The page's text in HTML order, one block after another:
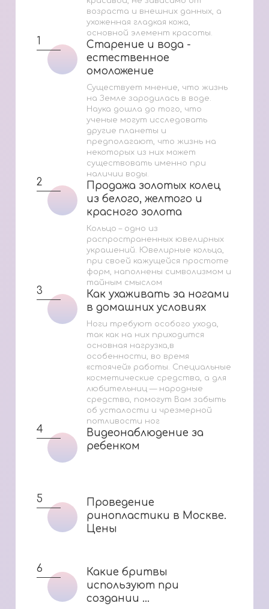
возраста и внешних данных, а
ухоженная гладкая кожа,
основной элемент красоты.
1
Старение и вода -
естественное
омоложение
Старение и вода -
естественное
омоложение
Существует мнение, что жизнь
на Земле зародилась в воде.
Наука дошла до того, что
ученые могут исследовать
другие планеты и
предполагают, что жизнь на
некоторых из них может
существовать именно при
наличии воды.
2
Продажа золотых колец
из белого, желтого и
красного золота
Продажа золотых колец
из белого, желтого и
красного золота
Кольцо – одно из
распространенных ювелирных
украшений. Ювелирные кольца,
при своей кажущейся простоте
форм, наполнены символизмом и
тайным смыслом
3
Как ухаживать за ногами
в домашних условиях
Как ухаживать за ногами
в домашних условиях
Ноги требуют особого ухода,
так как на них приходится
основная нагрузка,в
особенности, во время
«стоячей» работы. Специальные
косметические средства, а для
любительниц — народные
средства, помогут Вам забыть
об усталости и чрезмерной
потливости ног
4
Видеонаблюдение за
ребенком
Видеонаблюдение за
ребенком
5
Проведение
ринопластики в Москве.
Цены
Проведение
ринопластики в Москве.
Цены
6
Какие бритвы
используют при
создании ...
Какие бритвы
используют при
создании ...